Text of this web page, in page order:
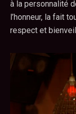
à la personnalité
l’honneur, la fait
respect et